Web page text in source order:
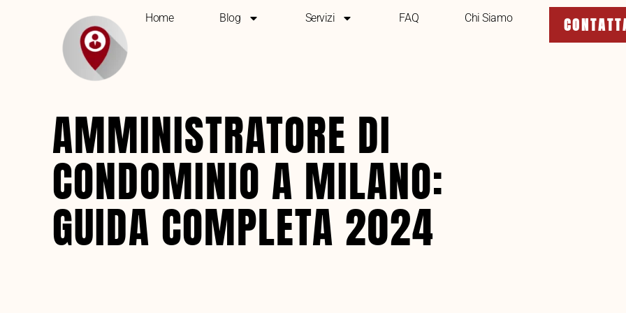
Home Blog Servizi FAQ Chi Siamo
AMMINISTRATORE DI
CONDOMINIO A MILANO:
GUIDA COMPLETA 2024